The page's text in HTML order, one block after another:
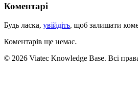
Коментарі
Будь ласка, увійдіть, щоб залишати
Коментарів ще немає.
© 2026 Viatec Knowledge Base. Всі